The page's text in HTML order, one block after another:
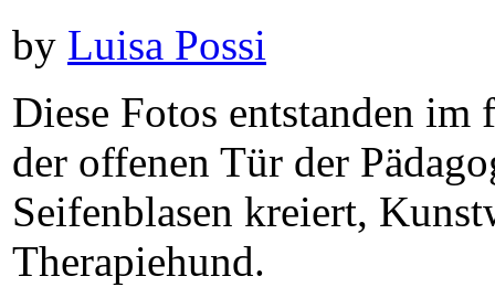
by Luisa Possi
Diese Fotos entstanden
der offenen Tür der
Seifenblasen kreiert,
Therapiehund.